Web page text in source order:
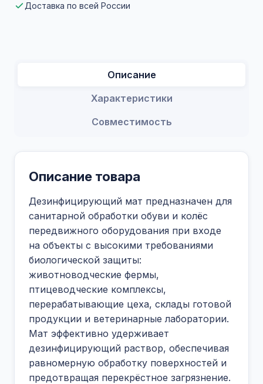
Доставка по всей России
Описание
Характеристики
Совместимость
Описание товара
Дезинфицирующий мат предназначен для
санитарной обработки обуви и колёс
передвижного оборудования при входе
на объекты с высокими требованиями
биологической защиты:
животноводческие фермы,
птицеводческие комплексы,
перерабатывающие цеха, склады готовой
продукции и ветеринарные лаборатории.
Мат эффективно удерживает
дезинфицирующий раствор, обеспечивая
равномерную обработку поверхностей и
предотвращая перекрёстное загрязнение.